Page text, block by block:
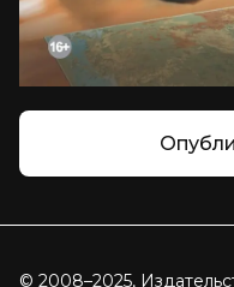
© 2008–2025,